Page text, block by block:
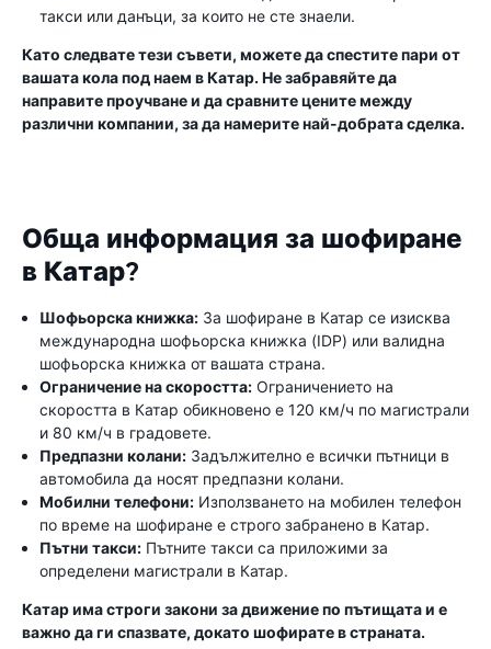
такси или данъци, за които не сте знаели.
Като следвате тези съвети, можете да спестите пари от
вашата кола под наем в Катар. Не забравяйте да
направите проучване и да сравните цените между
различни компании, за да намерите най-добрата сделка.
Обща информация за шофиране
в Катар?
Шофьорска книжка: За шофиране в Катар се изисква
международна шофьорска книжка (IDP) или валидна
шофьорска книжка от вашата страна.
Ограничение на скоростта: Ограничението на
скоростта в Катар обикновено е 120 км/ч по магистрали
и 80 км/ч в градовете.
Предпазни колани: Задължително е всички пътници в
автомобила да носят предпазни колани.
Мобилни телефони: Използването на мобилен телефон
по време на шофиране е строго забранено в Катар.
Пътни такси: Пътните такси са приложими за
определени магистрали в Катар.
Катар има строги закони за движение по пътищата и е
важно да ги спазвате, докато шофирате в страната.